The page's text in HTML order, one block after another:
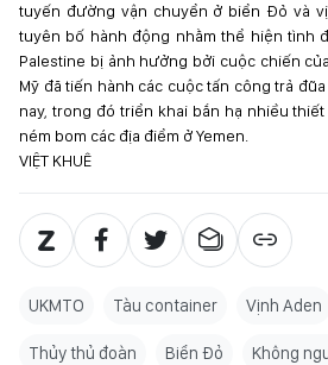
tuyến đường vận chuyển ở biển Đỏ và
tuyên bố hành động nhằm thể hiện tình
Palestine bị ảnh hưởng bởi cuộc chiến
Mỹ đã tiến hành các cuộc tấn công trả
nay, trong đó triển khai bắn hạ nhiều
ném bom các địa điểm ở Yemen.
VIỆT KHUÊ
UKMTO Tàu container Vịnh Aden
Thủy thủ đoàn Biển Đỏ Không